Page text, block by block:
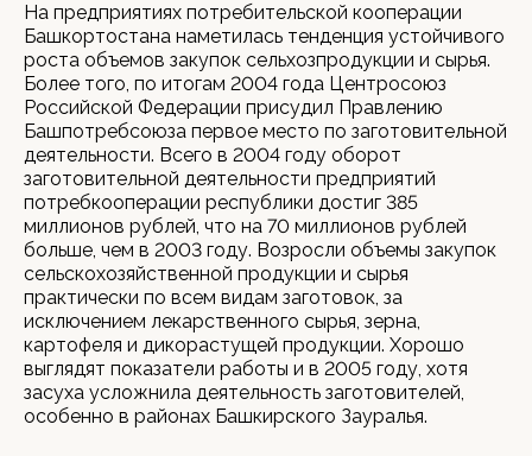
На предприятиях потребительской кооперации
Башкортостана наметилась тенденция устойчивого
роста объемов закупок сельхозпродукции и сырья.
Более того, по итогам 2004 года Центросоюз
Российской Федерации присудил Правлению
Башпотребсоюза первое место по заготовительной
деятельности. Всего в 2004 году оборот
заготовительной деятельности предприятий
потребкооперации республики достиг 385
миллионов рублей, что на 70 миллионов рублей
больше, чем в 2003 году. Возросли объемы закупок
сельскохозяйственной продукции и сырья
практически по всем видам заготовок, за
исключением лекарственного сырья, зерна,
картофеля и дикорастущей продукции. Хорошо
выглядят показатели работы и в 2005 году, хотя
засуха усложнила деятельность заготовителей,
особенно в районах Башкирского Зауралья.